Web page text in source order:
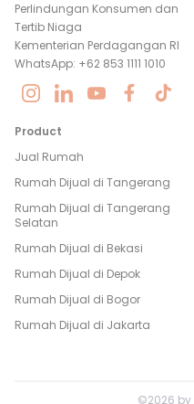
Perlindungan Konsumen dan
Tertib Niaga
Kementerian Perdagangan RI
WhatsApp: +62 853 1111 1010
Product
Jual Rumah
Rumah Dijual di Tangerang
Rumah Dijual di Tangerang
Selatan
Rumah Dijual di Bekasi
Rumah Dijual di Depok
Rumah Dijual di Bogor
Rumah Dijual di Jakarta
©2026 by